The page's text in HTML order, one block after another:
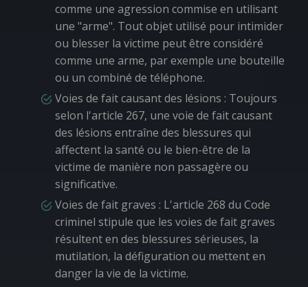
comme une agression commise en utilisant
une "arme". Tout objet utilisé pour intimider
ou blesser la victime peut être considéré
comme une arme, par exemple une bouteille
ou un combiné de téléphone.
Voies de fait causant des lésions : Toujours
selon l'article 267, une voie de fait causant
des lésions entraîne des blessures qui
affectent la santé ou le bien-être de la
victime de manière non passagère ou
significative.
Voies de fait graves : L'article 268 du Code
criminel stipule que les voies de fait graves
résultent en des blessures sérieuses, la
mutilation, la défiguration ou mettent en
danger la vie de la victime.